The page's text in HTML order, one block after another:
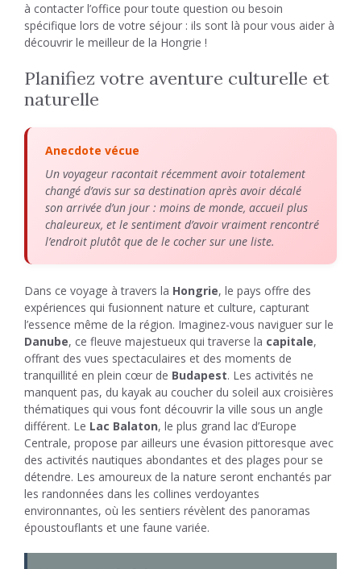
à contacter l’office pour toute question ou besoin
spécifique lors de votre séjour : ils sont là pour vous aider à
découvrir le meilleur de la Hongrie !
Planifiez votre aventure culturelle et
naturelle
Anecdote vécue
Un voyageur racontait récemment avoir totalement
changé d’avis sur sa destination après avoir décalé
son arrivée d’un jour : moins de monde, accueil plus
chaleureux, et le sentiment d’avoir vraiment rencontré
l’endroit plutôt que de le cocher sur une liste.
Dans ce voyage à travers la Hongrie, le pays offre des
expériences qui fusionnent nature et culture, capturant
l’essence même de la région. Imaginez-vous naviguer sur le
Danube, ce fleuve majestueux qui traverse la capitale,
offrant des vues spectaculaires et des moments de
tranquillité en plein cœur de Budapest. Les activités ne
manquent pas, du kayak au coucher du soleil aux croisières
thématiques qui vous font découvrir la ville sous un angle
différent. Le Lac Balaton, le plus grand lac d’Europe
Centrale, propose par ailleurs une évasion pittoresque avec
des activités nautiques abondantes et des plages pour se
détendre. Les amoureux de la nature seront enchantés par
les randonnées dans les collines verdoyantes
environnantes, où les sentiers révèlent des panoramas
époustouflants et une faune variée.